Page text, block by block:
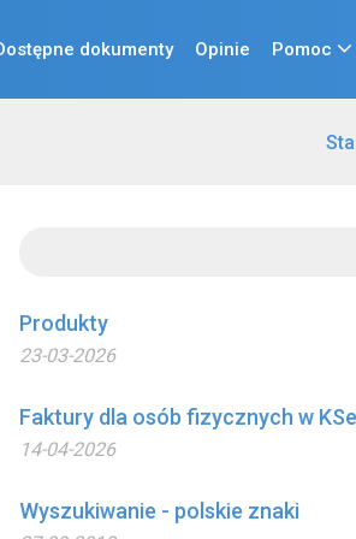
dokumenty Opinie Pomoc
Produkty
23-03-2026
Faktury dla osób fizycznych w
14-04-2026
Wyszukiwanie - polskie znaki